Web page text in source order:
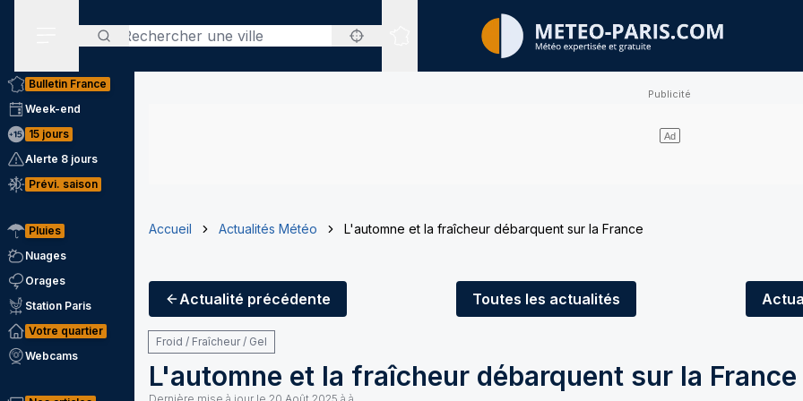
Rechercher
Sites expertisés
Bulletin France
Week-end
15 jours
Alerte 8 jours
Prévi. saison
Pluies
Nuages
Orages
Station Paris
Votre quartier
Webcams
Accueil Actualités Météo L'automne et la fraîcheur débarquent sur la France
Actualité précédente Toutes les actualités
Froid / Fraîcheur / Gel
L'automne et la fraîcheur débarquent sur la France